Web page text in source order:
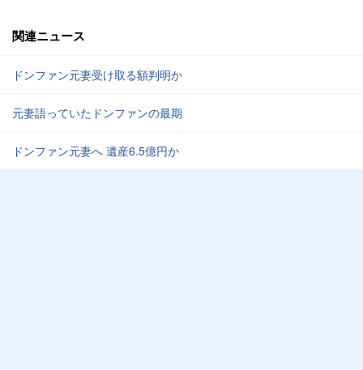
関連ニュース
ドンファン元妻受け取る額判明か
元妻語っていたドンファンの最期
ドンファン元妻へ 遺産6.5億円か